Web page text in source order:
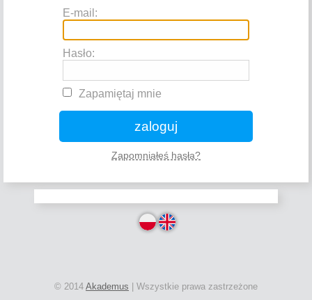
E-mail:
Hasło:
Zapamiętaj mnie
zaloguj
Zapomniałeś hasła?
© 2014 Akademus | Wszystkie prawa zastrzeżone